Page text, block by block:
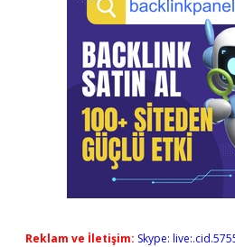
Reklam ve İletişim: Skype: